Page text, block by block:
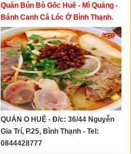
Quán Bún Bò Gốc Huế - Mì Quảng -
Bánh Canh Cá Lóc Ở Bình Thạnh.
QUÁN O HUỆ - Đ/c: 36/44 Nguyễn
Gia Trí, P.25, Bình Thạnh - Tel:
0844428777